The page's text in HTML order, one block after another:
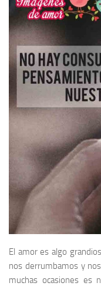
El amor es algo
nos derrumbamos y
muchas ocasiones es